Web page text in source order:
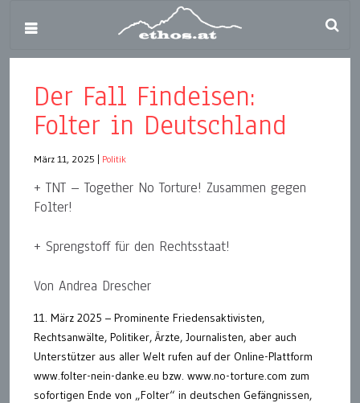
Der Fall Findeisen:
Folter in Deutschland
März 11, 2025 Politik
+ TNT – Together No Torture! Zusammen gegen
Folter!
+ Sprengstoff für den Rechtsstaat!
Von Andrea Drescher
11. März 2025 – Prominente Friedensaktivisten,
Rechtsanwälte, Politiker, Ärzte, Journalisten, aber auch
Unterstützer aus aller Welt rufen auf der Online-Plattform
www.folter-nein-danke.eu bzw. www.no-torture.com zum
sofortigen Ende von „Folter“ in deutschen Gefängnissen,